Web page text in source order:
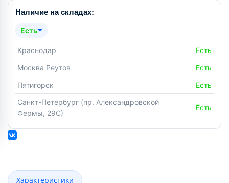
Наличие на складах:
Есть
Краснодар
Есть
Москва Реутов
Есть
Пятигорск
Есть
Санкт-Петербург (пр. Александровской
Фермы, 29С)
Есть
Характеристики